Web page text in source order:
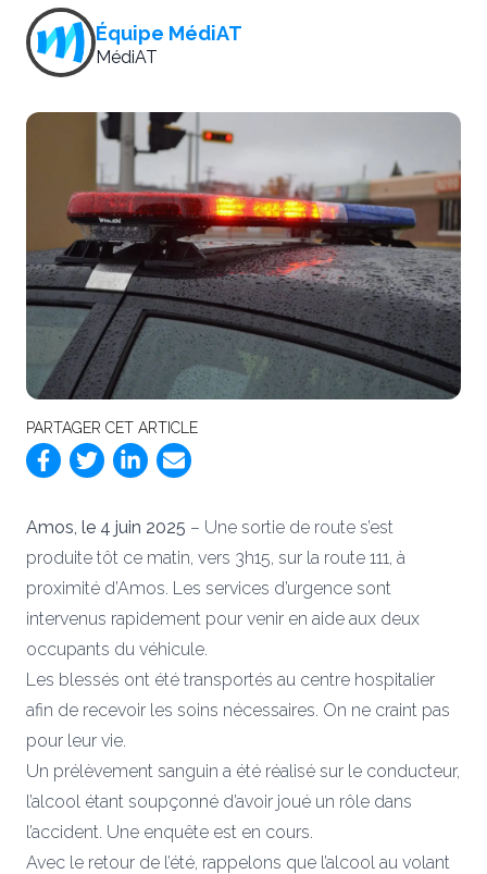
Équipe MédiAT
MédiAT
PARTAGER CET ARTICLE
Amos, le 4 juin 2025 – Une sortie de route s’est
produite tôt ce matin, vers 3h15, sur la route 111, à
proximité d’Amos. Les services d’urgence sont
intervenus rapidement pour venir en aide aux deux
occupants du véhicule.
Les blessés ont été transportés au centre hospitalier
afin de recevoir les soins nécessaires. On ne craint pas
pour leur vie.
Un prélèvement sanguin a été réalisé sur le conducteur,
l’alcool étant soupçonné d’avoir joué un rôle dans
l’accident. Une enquête est en cours.
Avec le retour de l’été, rappelons que l’alcool au volant